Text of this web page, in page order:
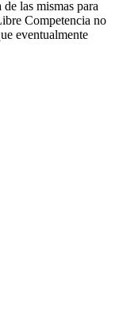
las mismas para
Competencia no
eventualmente